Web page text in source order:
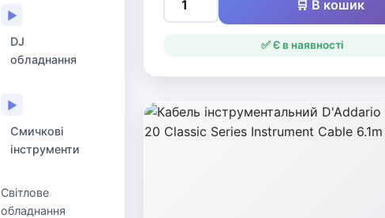
▶
DJ
обладнання
▶
Смичкові
інструменти
Світлове
обладнання
🛒 В кошик
✅ Є в наявності